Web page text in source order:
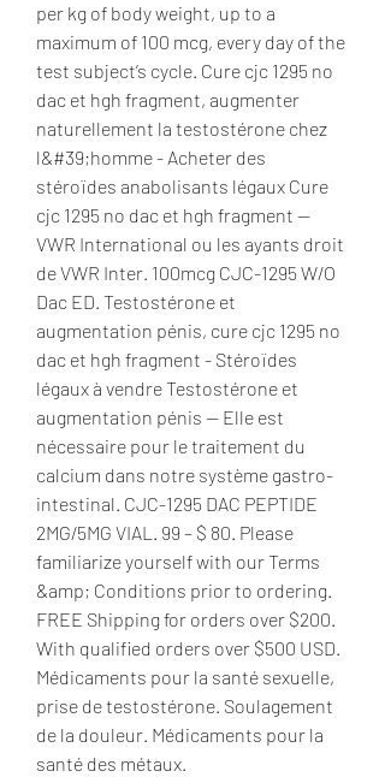
per kg of body weight, up to a
maximum of 100 mcg, every day of the
test subject’s cycle. Cure cjc 1295 no
dac et hgh fragment, augmenter
naturellement la testostérone chez
l&#39;homme - Acheter des
stéroïdes anabolisants légaux Cure
cjc 1295 no dac et hgh fragment --
VWR International ou les ayants droit
de VWR Inter. 100mcg CJC-1295 W/O
Dac ED. Testostérone et
augmentation pénis, cure cjc 1295 no
dac et hgh fragment - Stéroïdes
légaux à vendre Testostérone et
augmentation pénis -- Elle est
nécessaire pour le traitement du
calcium dans notre système gastro-
intestinal. CJC-1295 DAC PEPTIDE
2MG/5MG VIAL. 99 – $ 80. Please
familiarize yourself with our Terms
&amp; Conditions prior to ordering.
FREE Shipping for orders over $200.
With qualified orders over $500 USD.
Médicaments pour la santé sexuelle,
prise de testostérone. Soulagement
de la douleur. Médicaments pour la
santé des métaux.